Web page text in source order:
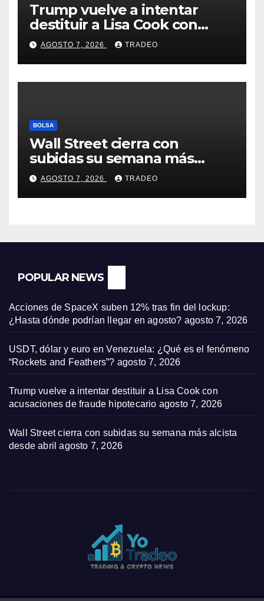
Trump vuelve a intentar
destituir a Lisa Cook con
acusaciones de fraude
hipotecario
AGOSTO 7, 2026 TRADEO
BOLSA
Wall Street cierra con
subidas su semana más
alcista desde abril
AGOSTO 7, 2026 TRADEO
POPULAR NEWS
Acciones de SpaceX suben 12% tras fin del lockup:
¿Hasta dónde podrían llegar en agosto? agosto 7, 2026
USDT, dólar y euro en Venezuela: ¿Qué es el fenómeno
“Rockets and Feathers”? agosto 7, 2026
Trump vuelve a intentar destituir a Lisa Cook con
acusaciones de fraude hipotecario agosto 7, 2026
Wall Street cierra con subidas su semana más alcista
desde abril agosto 7, 2026